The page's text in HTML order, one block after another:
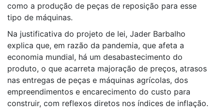
como a produção de peças de reposição para esse
tipo de máquinas.
Na justificativa do projeto de lei, Jader Barbalho
explica que, em razão da pandemia, que afeta a
economia mundial, há um desabastecimento do
produto, o que acarreta majoração de preços, atrasos
nas entregas de peças e máquinas agrícolas, dos
empreendimentos e encarecimento do custo para
construir, com reflexos diretos nos índices de inflação.